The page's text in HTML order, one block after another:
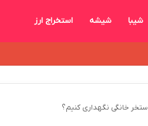
شیبا شیشه استخراج ارز
خانگی نگهداری کنیم؟